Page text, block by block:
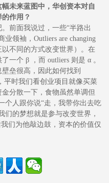
未来蓝图中，华创资本对自
作用？
前面我说过，一些“半路出
领袖，Outliers are changing
以不同的方式改变世界）。在
一个 β ，而 outliers 则是 α 。
垒很高，因此如何找到
平时我们看创业项目就像买菜
分散一下，食物虽然单调但
个人跟你说“走，我带你出去吃
们的梦想就是参与改变世界，
们为他敲边鼓，资本的价值仅